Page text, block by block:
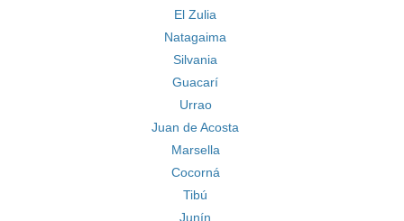
El Zulia
Natagaima
Silvania
Guacarí
Urrao
Juan de Acosta
Marsella
Cocorná
Tibú
Junín